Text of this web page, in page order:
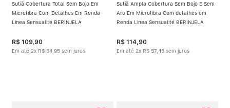
Sutiã Cobertura Total Sem Bojo Em
Microfibra Com Detalhes Em Renda
Linea Sensualité BERINJELA
R$ 109,90
Em até 2x R$ 54 95 sem juros
Sutiã Ampla Cobertura Sem Bojo E Sem
Aro Em Microfibra Com detalhes em
Renda Linea Sensualité BERINJELA
R$ 114,90
Em até 2x R$ 57 45 sem juros